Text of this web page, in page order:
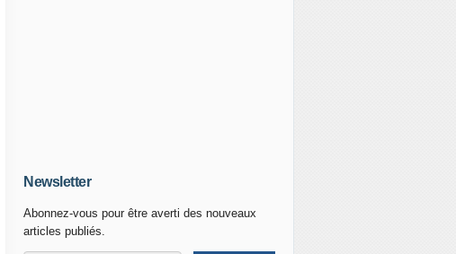
Newsletter
Abonnez-vous pour être averti des nouveaux
articles publiés.